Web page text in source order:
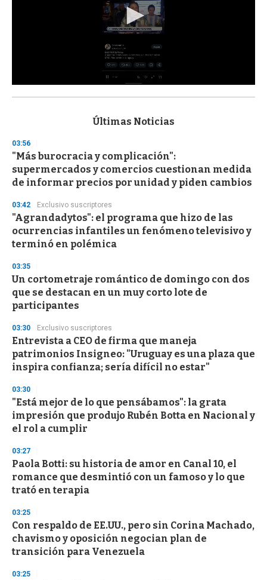
s
d
s
o
f
3
s
e
c
o
n
Últimas Noticias
03:56
"Más burocracia y complicación":
supermercados y comercios cuestionan medida
de informar precios por unidad y piden cambios
03:42 Exclusivo suscriptores
"Agrandadytos": el programa que hizo de las
ocurrencias infantiles un fenómeno televisivo y
terminó en polémica
03:35
Un cortometraje romántico de domingo con dos
que se destacan en un muy corto lote de
participantes
03:30 Exclusivo suscriptores
Entrevista a CEO de firma que maneja
patrimonios Insigneo: "Uruguay es una plaza que
inspira confianza; sería difícil no estar"
03:30
"Está mejor de lo que pensábamos": la grata
impresión que produjo Rubén Botta en Nacional y
el rol a cumplir
03:27
Paola Botti: su historia de amor en Canal 10, el
romance que desmintió con un famoso y lo que
trató en terapia
03:25
Con respaldo de EE.UU., pero sin Corina Machado,
chavismo y oposición negocian plan de
transición para Venezuela
03:25